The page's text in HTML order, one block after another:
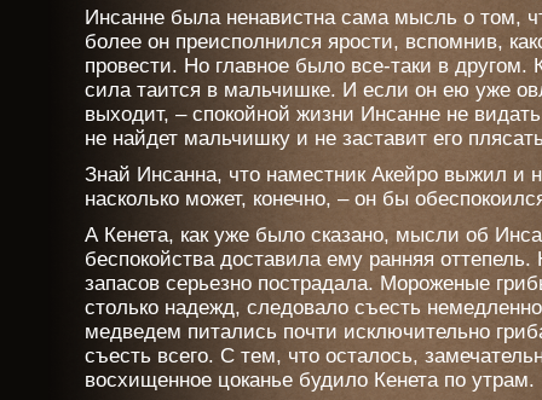
Инсанне была ненавистна сама мысль о том,
более он преисполнился ярости, вспомнив,
провести. Но главное было все-таки в другом.
сила таится в мальчишке. И если он ею уже
выходит, – спокойной жизни Инсанне не
не найдет мальчишку и не заставит его
Знай Инсанна, что наместник Акейро выжил и
насколько может, конечно, – он бы
А Кенета, как уже было сказано, мысли об
беспокойства доставила ему ранняя
запасов серьезно пострадала. Мороженые
столько надежд, следовало съесть
медведем питались почти исключительно
съесть всего. С тем, что осталось,
восхищенное цоканье будило Кенета по утрам.